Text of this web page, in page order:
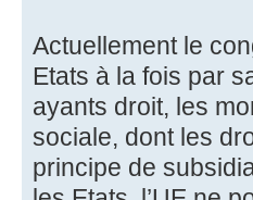
Actuellement le
Etats à la fois par
ayants droit, les
sociale, dont les
principe de